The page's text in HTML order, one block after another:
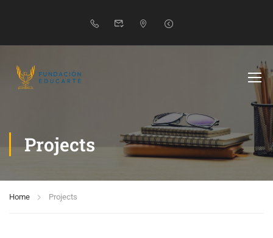
Projects
Home Projects